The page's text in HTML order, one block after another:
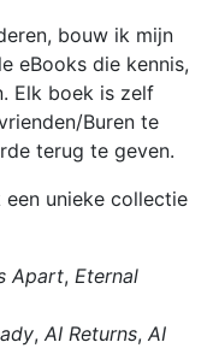
bouw ik mijn
eBooks die kennis,
Elk boek is zelf
Buren te
terug te geven.
een unieke collectie
Apart, Eternal
, AI Returns, AI